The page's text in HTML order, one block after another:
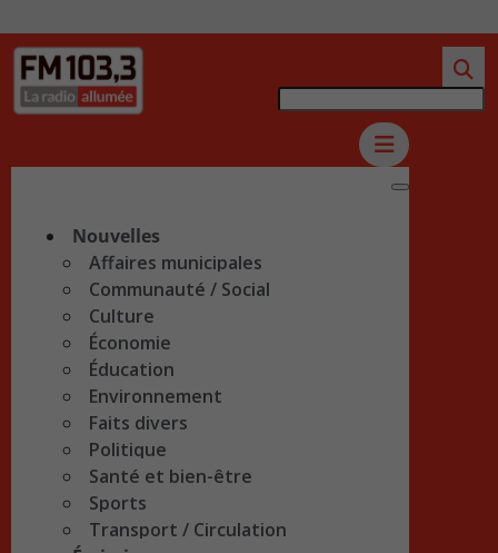
Nouvelles
Affaires municipales
Communauté / Social
Culture
Économie
Éducation
Environnement
Faits divers
Politique
Santé et bien-être
Sports
Transport / Circulation